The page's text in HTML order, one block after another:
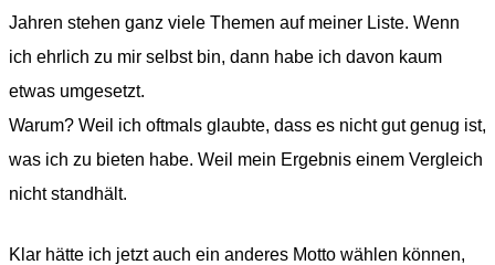
Jahren stehen ganz viele Themen auf meiner Liste. Wenn
ich ehrlich zu mir selbst bin, dann habe ich davon kaum
etwas umgesetzt.
Warum? Weil ich oftmals glaubte, dass es nicht gut genug ist,
was ich zu bieten habe. Weil mein Ergebnis einem Vergleich
nicht standhält.
Klar hätte ich jetzt auch ein anderes Motto wählen können,